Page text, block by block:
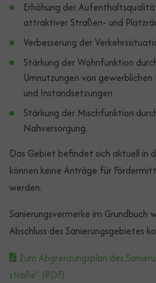
Erhöhung der
attraktiver Straßen- und
Verbesserung der
Stärkung der Wohnfunktion
Umnutzungen von gewerblichen
und Instandsetzungen
Stärkung der Mischfunktion
Nahversorgung.
Das Gebiet befindet sich aktuell in
können keine Anträge für
werden.
Sanierungsvermerke im Grundbuch
Abschluss des Sanierungsgebietes
Zum Abgrenzungsplan des
straße" (PDF)